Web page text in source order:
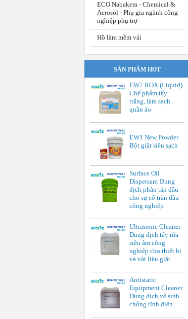
ECO Nabakem - Chemical &
Aerosol - Phụ gia ngành công
nghiệp phụ trợ
Hồ làm mềm vải
SẢN PHẨM HOT
EW7 ROX (Liquid)
Chế phẩm tẩy
trắng, làm sạch
quần áo
EW1 New Powder
Bột giặt siêu sạch
Surface Oil
Dispersant Dung
dịch phân tán dầu
cho sự cố tràn dầu
công nghiệp
Ultrasonic Cleaner
Dung dịch tẩy rửa
siêu âm công
nghiệp cho thiết bị
và vật liệu giặt
Antistatic
Equipment Cleaner
Dung dịch vệ sinh
chống tĩnh điện